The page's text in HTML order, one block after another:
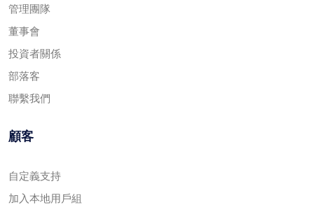
管理團隊
董事會
投資者關係
部落客
聯繫我們
顧客
自定義支持
加入本地用戶組